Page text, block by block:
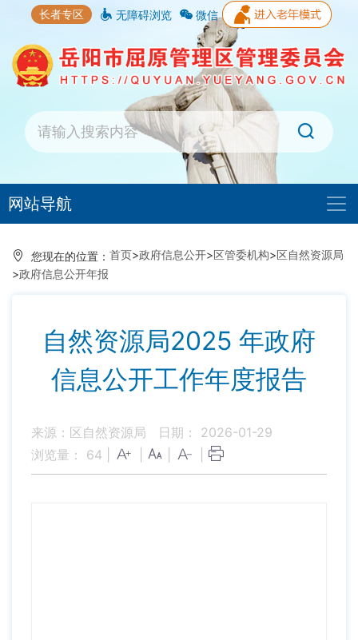
长者专区 无障碍浏览 微信
网站导航
您现在的位置： 首页>政府信息公开>区管委机构>区自然资源局
>政府信息公开年报
自然资源局2025 年政府
信息公开工作年度报告
来源：区自然资源局
日期： 2026-01-29
浏览量： 64